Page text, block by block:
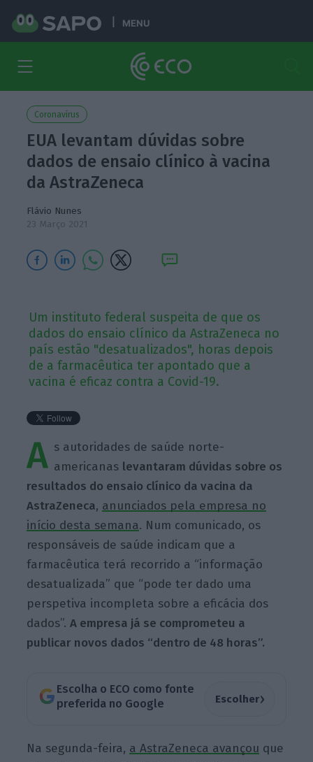
MENU
Coronavírus
EUA levantam dúvidas sobre
dados de ensaio clínico à vacina
da AstraZeneca
Flávio Nunes
23 Março 2021
Um instituto federal suspeita de que os
dados do ensaio clínico da AstraZeneca no
país estão "desatualizados", horas depois
de a farmacêutica ter apontado que a
vacina é eficaz contra a Covid-19.
A s autoridades de saúde norte-
americanas levantaram dúvidas sobre os
resultados do ensaio clínico da vacina da
AstraZeneca, anunciados pela empresa no
início desta semana. Num comunicado, os
responsáveis de saúde indicam que a
farmacêutica terá recorrido a “informação
desatualizada” que “pode ter dado uma
perspetiva incompleta sobre a eficácia dos
dados”.A empresa já se comprometeu a
publicar novos dados “dentro de 48 horas”.
Escolha o ECO como fonte
preferida no Google
Escolher›
Na segunda-feira, a AstraZeneca avançou que